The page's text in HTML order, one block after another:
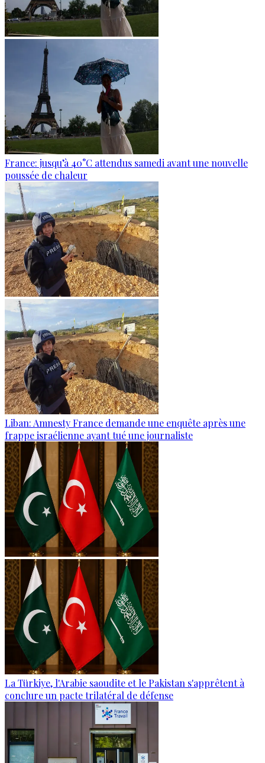
France: jusqu’à 40°C attendus samedi avant une nouvelle
poussée de chaleur
Liban: Amnesty France demande une enquête après une
frappe israélienne ayant tué une journaliste
La Türkiye, l'Arabie saoudite et le Pakistan s'apprêtent à
conclure un pacte trilatéral de défense